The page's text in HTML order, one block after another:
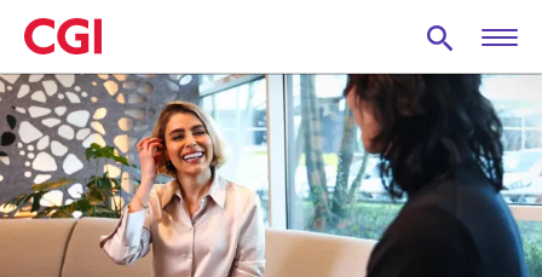
Skip
to
main
content